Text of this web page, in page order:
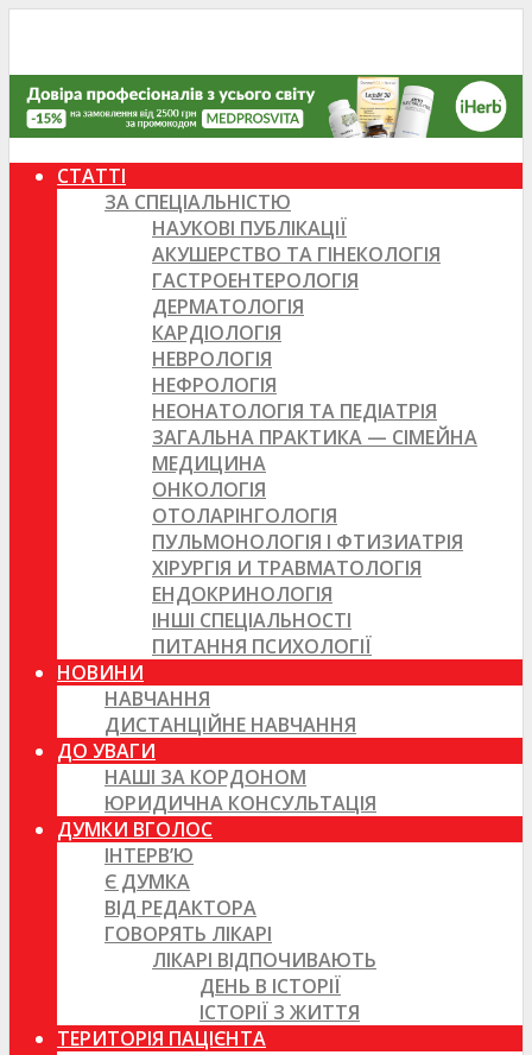
СТАТТІ
ЗА СПЕЦІАЛЬНІСТЮ
НАУКОВІ ПУБЛІКАЦІЇ
АКУШЕРСТВО ТА ГІНЕКОЛОГІЯ
ГАСТРОЕНТЕРОЛОГІЯ
ДЕРМАТОЛОГІЯ
КАРДІОЛОГІЯ
НЕВРОЛОГІЯ
НЕФРОЛОГІЯ
НЕОНАТОЛОГІЯ ТА ПЕДІАТРІЯ
ЗАГАЛЬНА ПРАКТИКА — СІМЕЙНА
МЕДИЦИНА
ОНКОЛОГІЯ
ОТОЛАРІНГОЛОГІЯ
ПУЛЬМОНОЛОГІЯ І ФТИЗИАТРІЯ
ХІРУРГІЯ И ТРАВМАТОЛОГІЯ
ЕНДОКРИНОЛОГІЯ
ІНШІ СПЕЦІАЛЬНОСТІ
ПИТАННЯ ПСИХОЛОГІЇ
НОВИНИ
НАВЧАННЯ
ДИСТАНЦІЙНЕ НАВЧАННЯ
ДО УВАГИ
НАШІ ЗА КОРДОНОМ
ЮРИДИЧНА КОНСУЛЬТАЦІЯ
ДУМКИ ВГОЛОС
ІНТЕРВ’Ю
Є ДУМКА
ВІД РЕДАКТОРА
ГОВОРЯТЬ ЛІКАРІ
ЛІКАРІ ВІДПОЧИВАЮТЬ
ДЕНЬ В ІСТОРІЇ
ІСТОРІЇ З ЖИТТЯ
ТЕРИТОРІЯ ПАЦІЄНТА